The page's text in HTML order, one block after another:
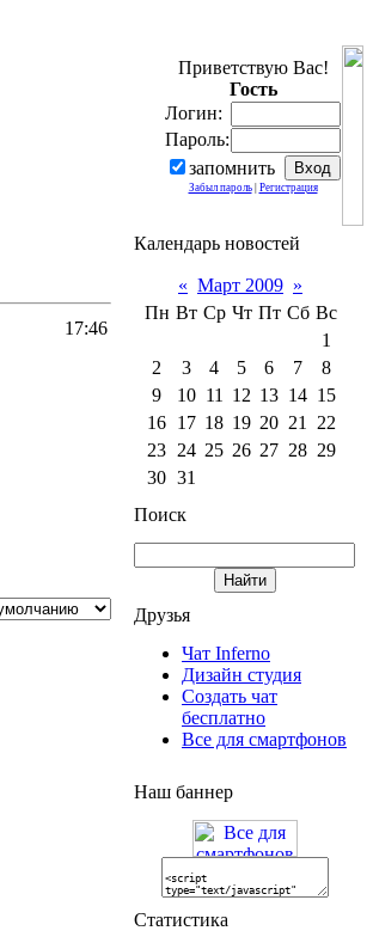
Приветствую Вас!
Гость
Логин:
Пароль:
запомнить
Забыл пароль| Регистрация
17:46
Календарь новостей
« Март 2009 »
Пн Вт Ср Чт Пт Сб Вс
1
2
3 4 5 6 7
8
9
10 11 12 13 14 15
16 17 18 19 20 21
22
23 24 25 26 27 28 29
30 31
Поиск
Друзья
Чат Inferno
Дизайн студия
Создать чат
бесплатно
Все для смартфонов
Наш баннер
Статистика